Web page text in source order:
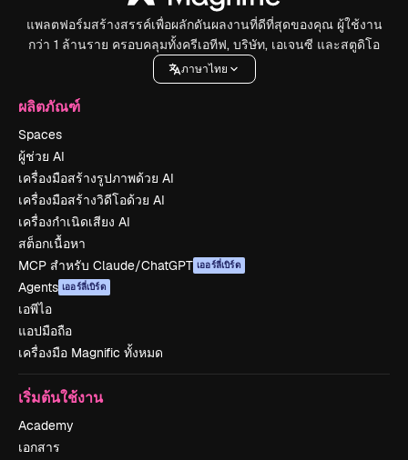
แพลตฟอร์มสร้างสรรค์เพื่อผลักดันผลงานที่ดีที่สุดของคุณ ผู้ใช้งาน
กว่า 1 ล้านราย ครอบคลุมทั้งครีเอทีฟ, บริษัท, เอเจนซี และสตูดิโอ
ภาษาไทย
ผลิตภัณฑ์
Spaces
ผู้ช่วย AI
เครื่องมือสร้างรูปภาพด้วย AI
เครื่องมือสร้างวิดีโอด้วย AI
เครื่องกำเนิดเสียง AI
สต็อกเนื้อหา
MCP สำหรับ Claude/ChatGPT เออร์ลี่เบิร์ด
Agents เออร์ลี่เบิร์ด
เอพีไอ
แอปมือถือ
เครื่องมือ Magnific ทั้งหมด
เริ่มต้นใช้งาน
Academy
เอกสาร